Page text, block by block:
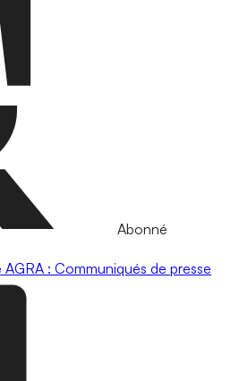
Abonné
AGRA : Communiqués de presse